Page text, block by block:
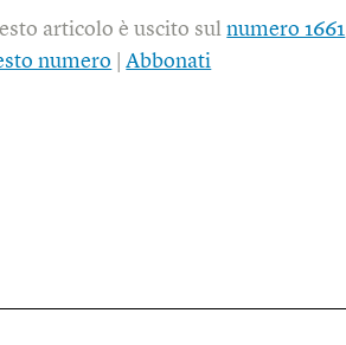
articolo è uscito sulnumero 1661
numero |Abbonati